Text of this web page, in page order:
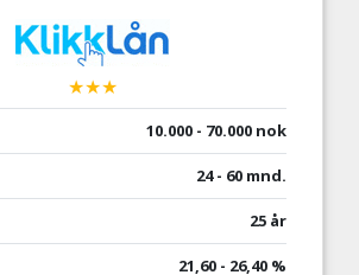
★★★
10.000 - 70.000 nok
24 - 60 mnd.
25 år
21,60 - 26,40 %